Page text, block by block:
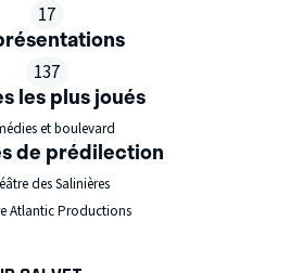
17
137
les plus joués
et boulevard
de prédilection
des Salinières
Atlantic Productions